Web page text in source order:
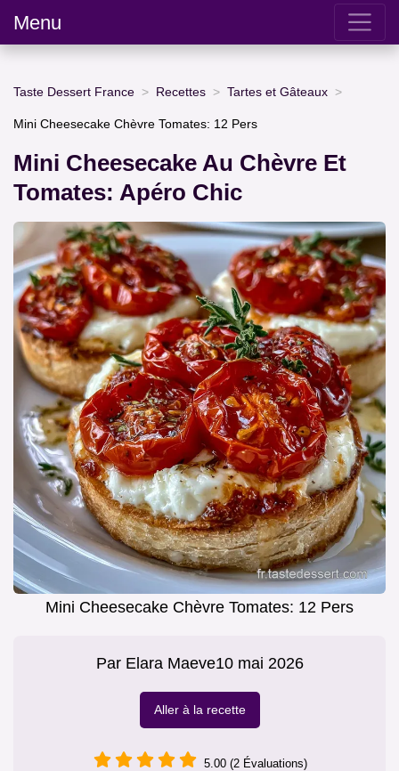
Menu
Taste Dessert France Recettes Tartes et Gâteaux
Mini Cheesecake Chèvre Tomates: 12 Pers
Mini Cheesecake Au Chèvre Et
Tomates: Apéro Chic
Mini Cheesecake Chèvre Tomates: 12 Pers
Par Elara Maeve10 mai 2026
Aller à la recette
5.00 (2 Évaluations)